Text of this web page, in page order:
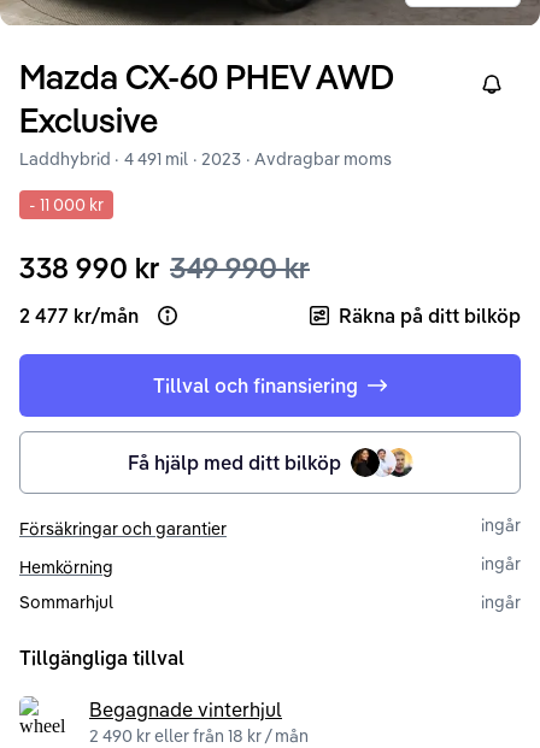
Mazda CX-60 PHEV AWD
Exclusive
Right
Laddhybrid · 4 491 mil · 2023 · Avdragbar moms
- 11 000 kr
338 990 kr 349 990 kr
2 477 kr/mån Open loan example Räkna på ditt bilköp
Tillval och finansiering
Få hjälp med ditt bilköp
Försäkringar och garantier
ingår
Hemkörning
ingår
Sommarhjul
ingår
Tillgängliga tillval
Begagnade vinterhjul
2 490 kr eller från 18 kr / mån